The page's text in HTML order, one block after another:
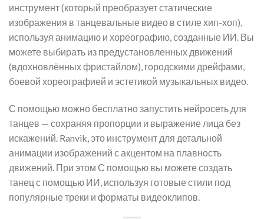
инструмент (который преобразует статические
изображения в танцевальные видео в стиле хип-хоп),
используя анимацию и хореографию, созданные ИИ. Вы
можете выбирать из предустановленных движений
(вдохновлённых фристайлом), городскими дрейфами,
боевой хореографией и эстетикой музыкальных видео.
С помощью можно бесплатно запустить нейросеть для
танцев — сохраняя пропорции и выражение лица без
искажений. Ranvik, это инструмент для детальной
анимации изображений с акцентом на плавность
движений. При этом С помощью вы можете создать
танец с помощью ИИ, используя готовые стили под
популярные треки и форматы видеоклипов.